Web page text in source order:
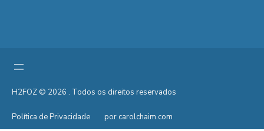
H2FOZ © 2026 . Todos os direitos reservados
Política de Privacidade por carolchaim.com